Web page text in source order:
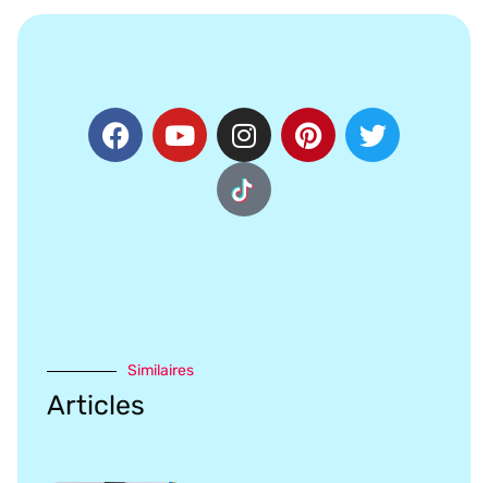
Similaires
Articles